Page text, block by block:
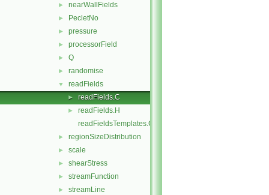
► nearWallFields
► PecletNo
► pressure
► processorField
► Q
► randomise
▼ readFields
► readFields.C
►
readFields.H
readFieldsTemplates.C
► regionSizeDistribution
► scale
► shearStress
► streamFunction
► streamLine